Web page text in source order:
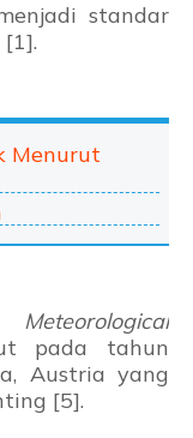
standar
Menurut
pada tahun
Austria yang
[5].